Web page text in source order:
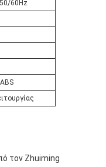
60Hz
τον Zhuiming